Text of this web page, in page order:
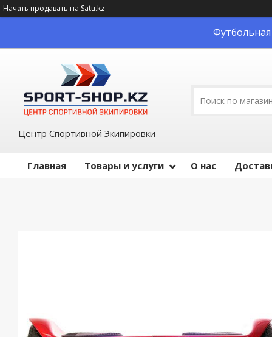
Начать продавать на Satu.kz
Футбольная
Центр Спортивной Экипировки
Главная Товары и услуги О нас